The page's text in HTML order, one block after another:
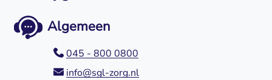
Algemeen
045 - 800 0800
info@sgl-zorg.nl